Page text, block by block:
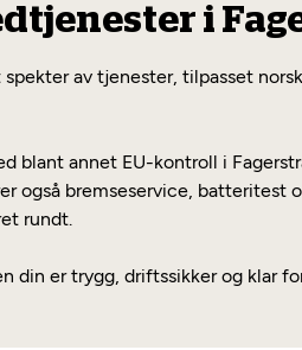
i
av tjenester, tilpasset
blant annet EU-kontroll i
også bremseservice, batteritest
rundt.
din er trygg, driftssikker og klar